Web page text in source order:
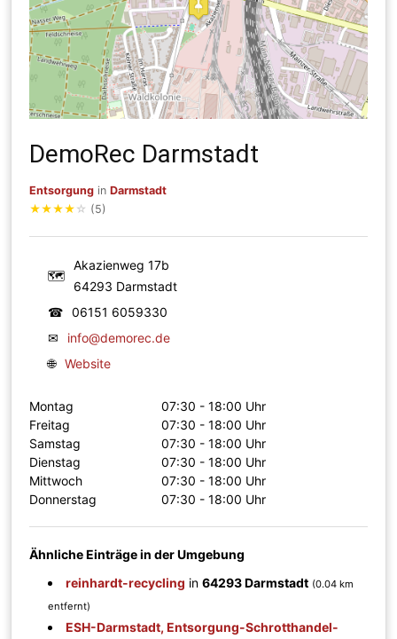
DemoRec Darmstadt
Entsorgung inDarmstadt
★★★★ ☆ (5)
🗺
Akazienweg 17b
64293 Darmstadt
☎
06151 6059330
✉
info@demorec.de
🌐 Website
Montag
07:30 - 18:00 Uhr
Freitag
07:30 - 18:00 Uhr
Samstag
07:30 - 18:00 Uhr
Dienstag
07:30 - 18:00 Uhr
Mittwoch
07:30 - 18:00 Uhr
Donnerstag
07:30 - 18:00 Uhr
Ähnliche Einträge in der Umgebung
reinhardt-recycling in64293 Darmstadt (0.04 km
entfernt)
ESH-Darmstadt, Entsorgung-Schrotthandel-